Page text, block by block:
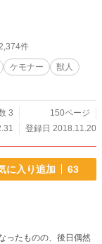
件
ケモナー
獣人
3
150ページ
登録日 2018.11.20
に入り追加 63
ったものの、後日偶然